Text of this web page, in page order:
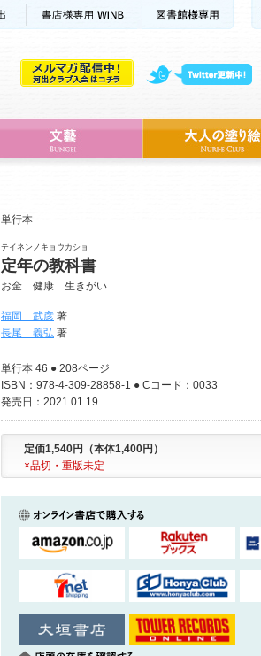
単行本
テイネンノキョウカショ
定年の教科書
お金 健康 生きがい
福岡 武彦 著
長尾 義弘 著
単行本 46 ● 208ページ
ISBN：978-4-309-28858-1 ● Cコード：0033
発売日：2021.01.19
定価1,540円（本体1,400円）
×品切・重版未定